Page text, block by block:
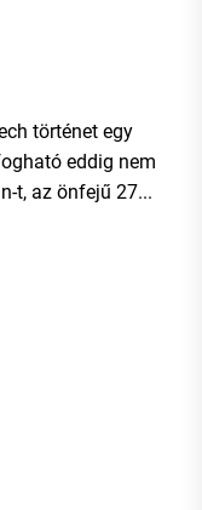
történet egy
eddig nem
t, az önfejű 27...